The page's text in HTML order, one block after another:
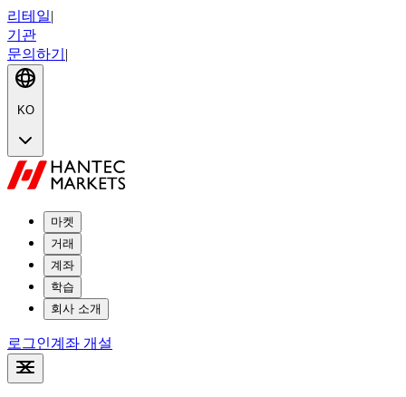
리테일|
기관
문의하기 |
KO
마켓
거래
계좌
학습
회사 소개
로그인계좌 개설